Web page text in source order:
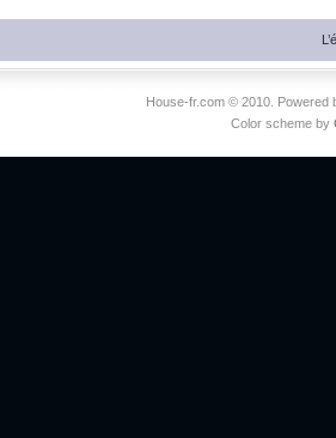
House-fr.com © 2010. Powered
Color scheme by